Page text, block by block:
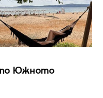
по Южното